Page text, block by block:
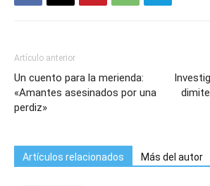
Artículo anterior
Un cuento para la merienda:
«Amantes asesinados por una
perdiz»
Artículos relacionados Más del autor